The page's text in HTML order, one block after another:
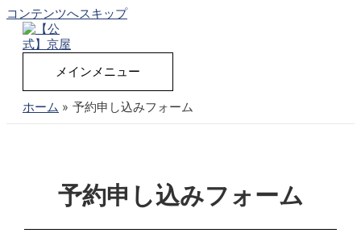
コンテンツへスキップ
メインメニュー
ホーム 予約申し込みフォーム
予約申し込みフォーム